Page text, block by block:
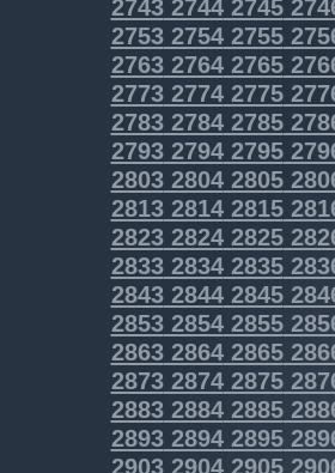
274327442745
275327542755
276327642765
277327742775
278327842785
279327942795
280328042805
281328142815
282328242825
283328342835
284328442845
285328542855
286328642865
287328742875
288328842885
289328942895
290329042905